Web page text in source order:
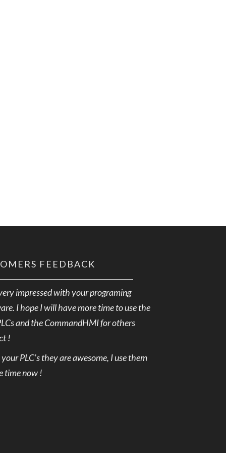
FEEDBACK
impressed with your programing
I hope I will have more time to use the
and the CommandHMI for others
!
PLC’s they are awesome, I use them
time now !